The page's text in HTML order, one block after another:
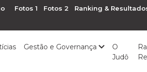
Fotos 1 Fotos 2 Ranking &
Gestão e Governança
O
Judô